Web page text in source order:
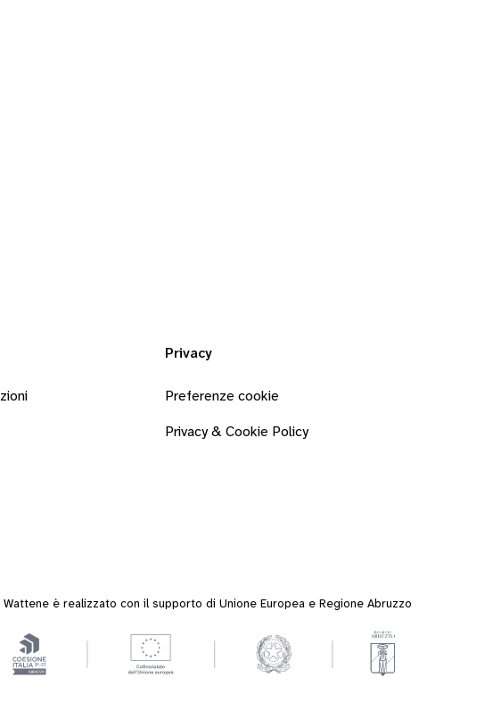
Privacy
Preferenze cookie
Privacy & Cookie Policy
Wattene è realizzato con il supporto di Unione Europea e Regione Abruzzo